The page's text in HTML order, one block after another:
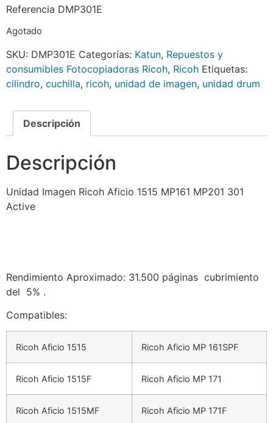
Referencia DMP301E
Agotado
SKU: DMP301E Categorías: Katun, Repuestos y
consumibles Fotocopiadoras Ricoh, Ricoh Etiquetas:
cilindro, cuchilla, ricoh, unidad de imagen, unidad drum
Descripción
Descripción
Unidad Imagen Ricoh Aficio 1515 MP161 MP201 301
Active
Rendimiento Aproximado: 31.500 páginas cubrimiento
del 5% .
Compatibles:
Ricoh Aficio 1515 Ricoh Aficio MP 161SPF
Ricoh Aficio 1515F Ricoh Aficio MP 171
Ricoh Aficio 1515MF Ricoh Aficio MP 171F